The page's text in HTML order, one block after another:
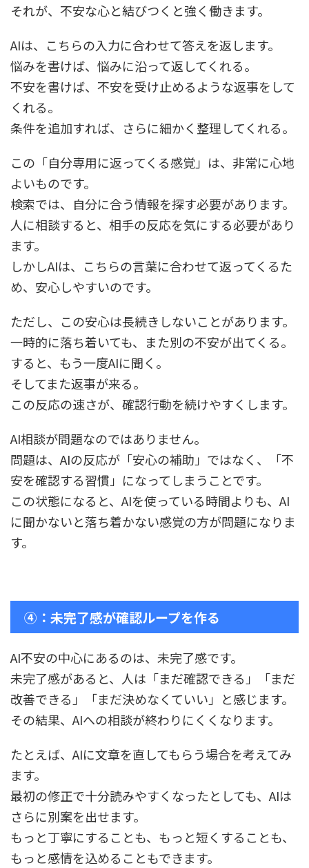
それが、不安な心と結びつくと強く働きます。
AIは、こちらの入力に合わせて答えを返します。
悩みを書けば、悩みに沿って返してくれる。
不安を書けば、不安を受け止めるような返事をして
くれる。
条件を追加すれば、さらに細かく整理してくれる。
この「自分専用に返ってくる感覚」は、非常に心地
よいものです。
検索では、自分に合う情報を探す必要があります。
人に相談すると、相手の反応を気にする必要があり
ます。
しかしAIは、こちらの言葉に合わせて返ってくるた
め、安心しやすいのです。
ただし、この安心は長続きしないことがあります。
一時的に落ち着いても、また別の不安が出てくる。
すると、もう一度AIに聞く。
そしてまた返事が来る。
この反応の速さが、確認行動を続けやすくします。
AI相談が問題なのではありません。
問題は、AIの反応が「安心の補助」ではなく、「不
安を確認する習慣」になってしまうことです。
この状態になると、AIを使っている時間よりも、AI
に聞かないと落ち着かない感覚の方が問題になりま
す。
④：未完了感が確認ループを作る
AI不安の中心にあるのは、未完了感です。
未完了感があると、人は「まだ確認できる」「まだ
改善できる」「まだ決めなくていい」と感じます。
その結果、AIへの相談が終わりにくくなります。
たとえば、AIに文章を直してもらう場合を考えてみ
ます。
最初の修正で十分読みやすくなったとしても、AIは
さらに別案を出せます。
もっと丁寧にすることも、もっと短くすることも、
もっと感情を込めることもできます。